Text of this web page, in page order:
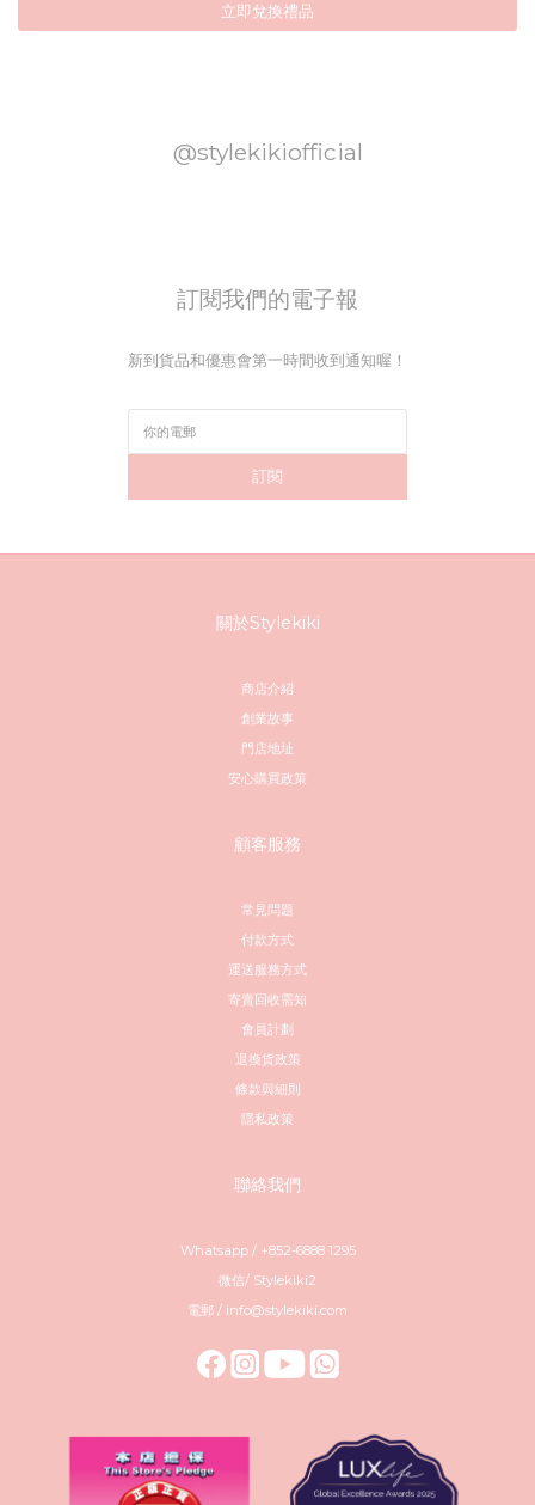
立即兌換禮品
@stylekikiofficial
訂閱我們的電子報
新到貨品和優惠會第一時間收到通知喔！
訂閱
關於Stylekiki
商店介紹
創業故事
門店地址
安心購買政策
顧客服務
常見問題
付款方式
運送服務方式
寄賣回收需知
會員計劃
退換貨政策
條款與細則
隱私政策
聯絡我們
Whatsapp / +852-6888 1295
微信/ Stylekiki2
電郵 / info@stylekiki.com